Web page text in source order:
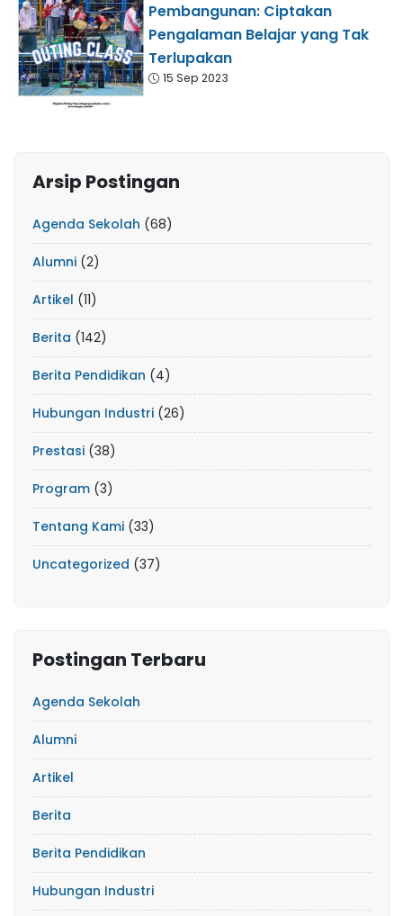
Pembangunan: Ciptakan
Pengalaman Belajar yang Tak
Terlupakan
15 Sep 2023
Arsip Postingan
Agenda Sekolah (68)
Alumni (2)
Artikel (11)
Berita (142)
Berita Pendidikan (4)
Hubungan Industri (26)
Prestasi (38)
Program (3)
Tentang Kami (33)
Uncategorized (37)
Postingan Terbaru
Agenda Sekolah
Alumni
Artikel
Berita
Berita Pendidikan
Hubungan Industri